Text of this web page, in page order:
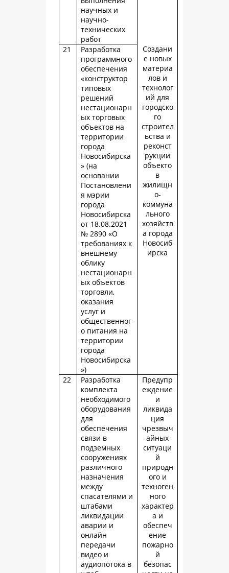
научных и
научно-
технических
работ
Создани
е новых
материа
лов и
технолог
ий для
городско
го
строител
ьства и
реконст
рукции
объекто
в
жилищн
о-
коммуна
льного
хозяйств
а города
Новосиб
ирска
21
Разработка
программного
обеспечения
«конструктор
типовых
решений
нестационарн
ых торговых
объектов на
территории
города
Новосибирска
» (на
основании
Постановлени
я мэрии
города
Новосибирска
от 18.08.2021
№ 2890 «О
требованиях к
внешнему
облику
нестационарн
ых объектов
торговли,
оказания
услуг и
общественног
о питания на
территории
города
Новосибирска
»)
22
Разработка
комплекта
необходимого
оборудования
для
обеспечения
связи в
подземных
сооружениях
различного
назначения
между
спасателями и
штабами
ликвидации
аварии и
онлайн
передачи
видео и
аудиопотока в
Предупр
еждение
и
ликвида
ция
чрезвыч
айных
ситуаци
й
природн
ого и
техноген
ного
характер
а и
обеспеч
ение
пожарно
й
безопас